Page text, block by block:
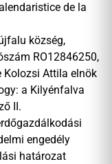
de la
község,
RO12846250,
Kolozsi Attila elnök
a Kilyénfalva
II.
engedély
határozat